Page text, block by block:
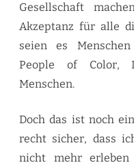
Gesellschaft
Akzeptanz für alle
seien es
People of Color,
Menschen.
Doch das ist noch
recht sicher, dass
nicht mehr